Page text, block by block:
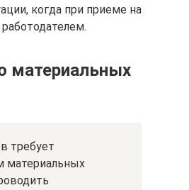
когда при приеме на
материальных
требует
материальных